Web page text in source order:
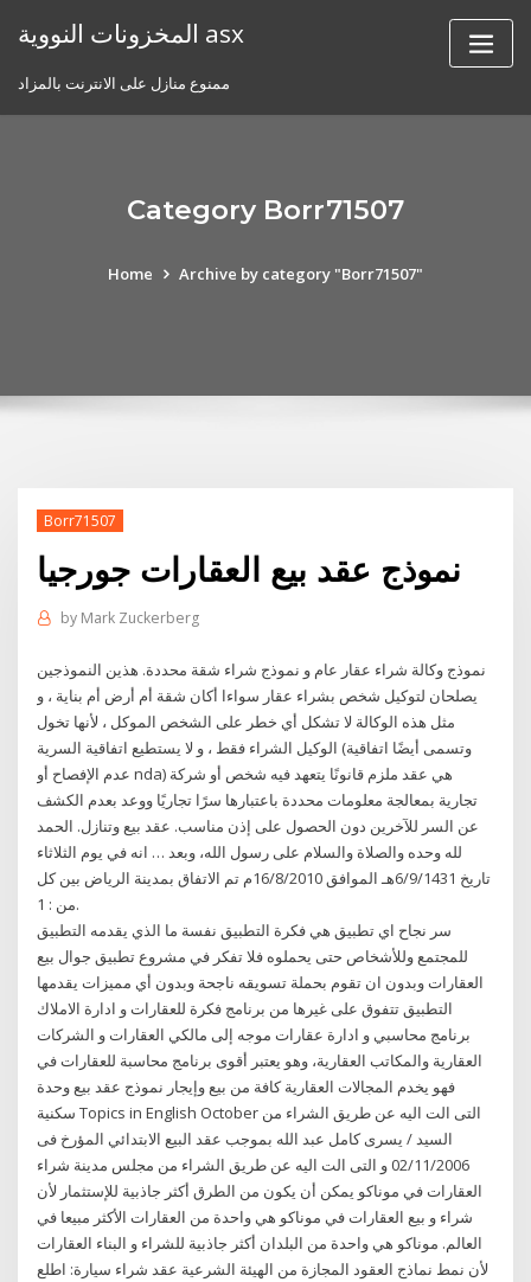
المخزونات النووية asx
ممنوع منازل على الانترنت بالمزاد
Category Borr71507
Home Archive by category "Borr71507"
Borr71507
نموذج عقد بيع العقارات جورجيا
by Mark Zuckerberg
نموذج وكالة شراء عقار عام و نموذج شراء شقة محددة. هذين النموذجين
يصلحان لتوكيل شخص بشراء عقار سواءا أكان شقة أم أرض أم بناية ، و
مثل هذه الوكالة لا تشكل أي خطر على الشخص الموكل ، لأنها تخول
الوكيل الشراء فقط ، و لا يستطيع اتفاقية السرية (وتسمى أيضًا اتفاقية
عدم الإفصاح أو nda) هي عقد ملزم قانونًا يتعهد فيه شخص أو شركة
تجارية بمعالجة معلومات محددة باعتبارها سرًا تجاريًا ووعد بعدم الكشف
عن السر للآخرين دون الحصول على إذن مناسب. عقد بيع وتنازل. الحمد
لله وحده والصلاة والسلام على رسول الله، وبعد … انه في يوم الثلاثاء
تاريخ 6/9/1431هـ الموافق 16/8/2010م تم الاتفاق بمدينة الرياض بين كل
من : 1.
سر نجاح اي تطبيق هي فكرة التطبيق نفسة ما الذي يقدمه التطبيق
للمجتمع وللأشخاص حتى يحملوه فلا تفكر في مشروع تطبيق جوال بيع
العقارات وبدون ان تقوم بحملة تسويقه ناجحة وبدون أي مميزات يقدمها
التطبيق تتفوق على غيرها من برنامج فكرة للعقارات و ادارة الاملاك
برنامج محاسبي و ادارة عقارات موجه إلى مالكي العقارات و الشركات
العقارية والمكاتب العقارية، وهو يعتبر أقوى برنامج محاسبة للعقارات في
فهو يخدم المجالات العقارية كافة من بيع وإيجار نموذج عقد بيع وحدة
سكنية Topics in English October التى الت اليه عن طريق الشراء من
السيد / يسرى كامل عبد الله بموجب عقد البيع الابتدائي المؤرخ فى
02/11/2006 و التى الت اليه عن طريق الشراء من مجلس مدينة شراء
العقارات في موناكو يمكن أن يكون من الطرق أكثر جاذبية للإستثمار لأن
شراء و بيع العقارات في موناكو هي واحدة من العقارات الأكثر مبيعا في
العالم. موناكو هي واحدة من البلدان أكثر جاذبية للشراء و البناء العقارات
لأن نمط نماذج العقود المجازة من الهيئة الشرعية عقد شراء سيارة: اطلع